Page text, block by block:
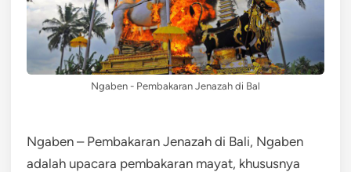
Ngaben - Pembakaran Jenazah di Bal
Ngaben – Pembakaran Jenazah di Bali, Ngaben
adalah upacara pembakaran mayat, khususnya